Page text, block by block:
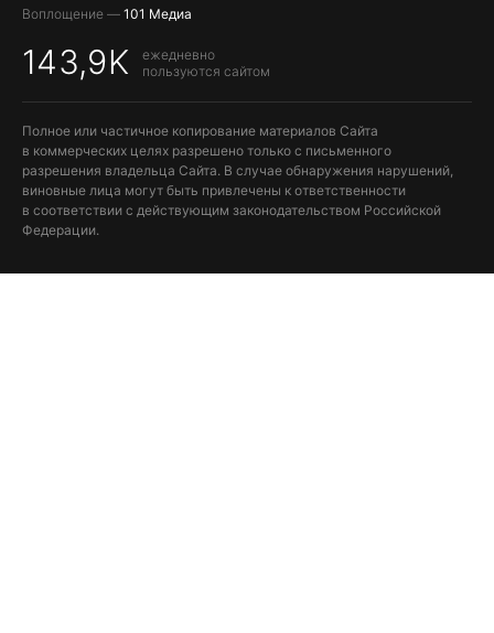
Воплощение — 101 Медиа
143,9K
ежедневно
пользуются сайтом
Полное или частичное копирование материалов Сайта
в коммерческих целях разрешено только с письменного
разрешения владельца Сайта. В случае обнаружения нарушений,
виновные лица могут быть привлечены к ответственности
в соответствии с действующим законодательством Российской
Федерации.